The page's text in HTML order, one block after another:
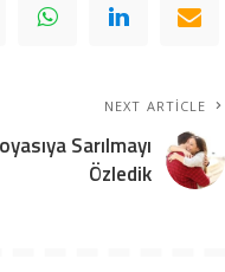
NEXT ARTICLE
Sarılmayı
Özledik